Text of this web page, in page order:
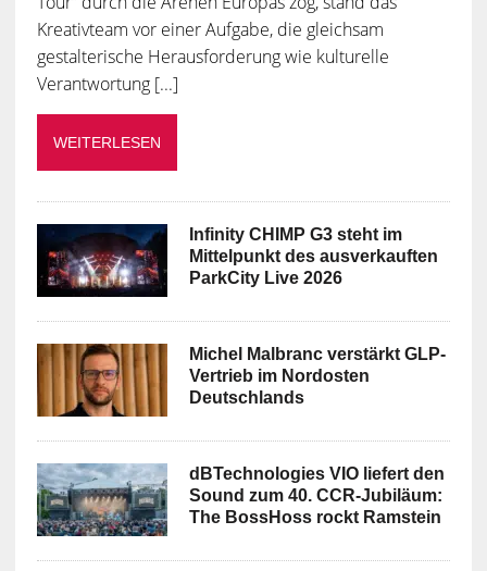
Kreativteam vor einer Aufgabe, die gleichsam
gestalterische Herausforderung wie kulturelle
Verantwortung [...]
WEITERLESEN
Infinity CHIMP G3 steht im
Mittelpunkt des ausverkauften
ParkCity Live 2026
Michel Malbranc verstärkt GLP-
Vertrieb im Nordosten
Deutschlands
dBTechnologies VIO liefert den
Sound zum 40. CCR-Jubiläum:
The BossHoss rockt Ramstein